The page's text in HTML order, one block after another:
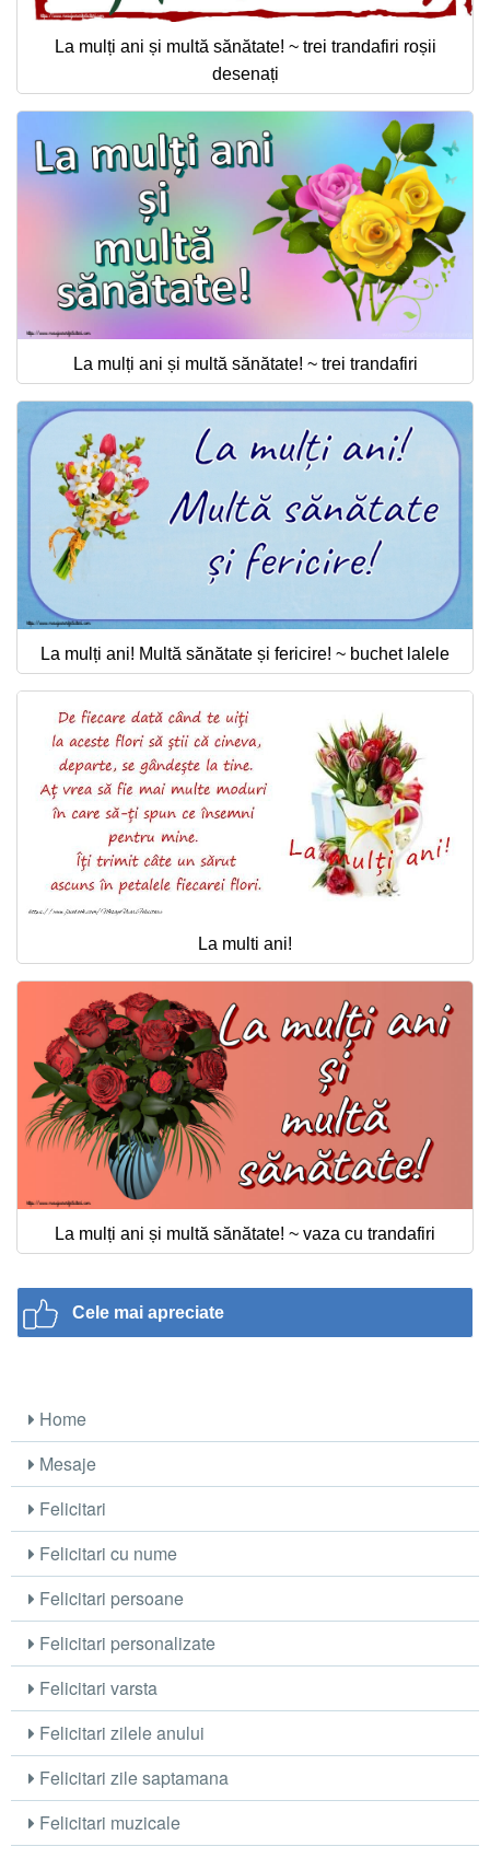
La mulți ani și multă sănătate! ~ trei trandafiri roșii
desenați
La mulți ani și multă sănătate! ~ trei trandafiri
La mulți ani! Multă sănătate și fericire! ~ buchet lalele
La multi ani!
La mulți ani și multă sănătate! ~ vaza cu trandafiri
Cele mai apreciate
Home
Mesaje
Felicitari
Felicitari cu nume
Felicitari persoane
Felicitari personalizate
Felicitari varsta
Felicitari zilele anului
Felicitari zile saptamana
Felicitari muzicale